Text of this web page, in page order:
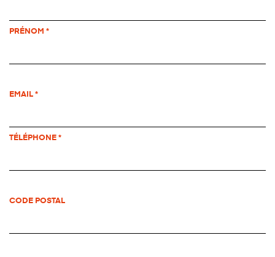
PRÉNOM
EMAIL
TÉLÉPHONE
CODE POSTAL